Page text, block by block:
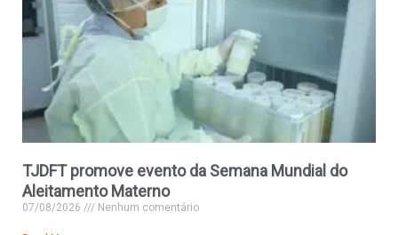
TJDFT promove evento da Semana Mundial do
Aleitamento Materno
07/08/2026 Nenhum comentário